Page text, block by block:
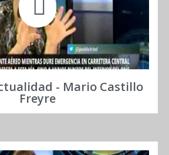
- Mario Castillo
Freyre